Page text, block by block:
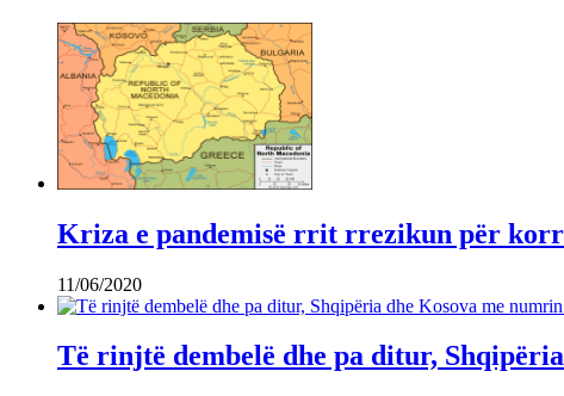
Kriza e pandemisë rrit rrezikun për
11/06/2020
Të rinjtë dembelë dhe pa ditur,